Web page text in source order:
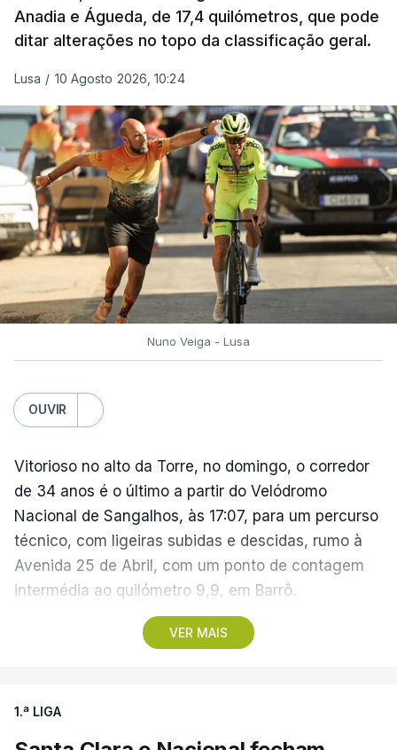
Anadia e Águeda, de 17,4 quilómetros, que pode
ditar alterações no topo da classificação geral.
Lusa / 10 Agosto 2026, 10:24
Nuno Veiga - Lusa
OUVIR
VER MAIS
Vitorioso no alto da Torre, no domingo, o corredor
de 34 anos é o último a partir do Velódromo
Nacional de Sangalhos, às 17:07, para um percurso
técnico, com ligeiras subidas e descidas, rumo à
Avenida 25 de Abril, com um ponto de contagem
intermédia ao quilómetro 9,9, em Barrô.
Vencedor das edições de 2024 e de 2025 e mais
para tentar encurtar a diferença para o colega de
equipa, embora seja improvável anular 01.26
1.ª LIGA